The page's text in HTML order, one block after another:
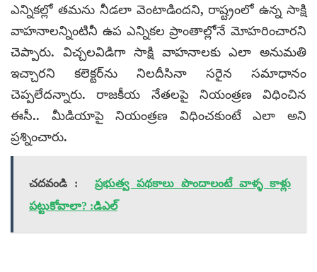
ఎన్నికల్లో తమను నీడలా వెంటాడిందని, రాష్ట్రంలో ఉన్న సాక్షి
వాహనాలన్నింటినీ ఉప ఎన్నికల ప్రాంతాల్లోనే మోహరించారని
చెప్పారు. విచ్చలవిడిగా సాక్షి వాహనాలకు ఎలా అనుమతి
ఇచ్చారని కలెక్టర్‌ను నిలదీసినా సరైన సమాధానం
చెప్పలేదన్నారు. రాజకీయ నేతలపై నియంత్రణ విధించిన
ఈసీ.. మీడియాపై నియంత్రణ విధించకుంటే ఎలా అని
ప్రశ్నించారు.
చదవండి :
ప్రభుత్వ పథకాలు పొందాలంటే వాళ్ళ కాళ్లు
పట్టుకోవాలా? :డిఎల్